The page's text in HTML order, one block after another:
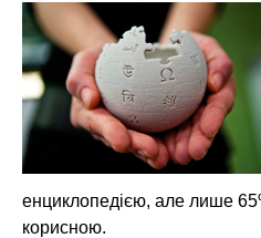
енциклопедією, але лише
корисною.